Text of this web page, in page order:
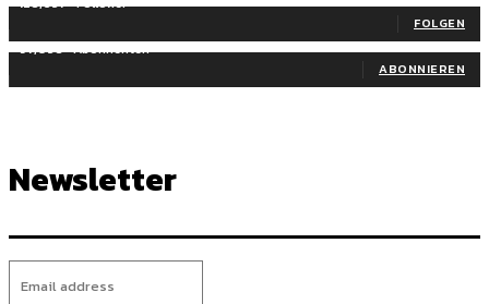
FOLGEN
97,058 Abonnenten
ABONNIEREN
Newsletter